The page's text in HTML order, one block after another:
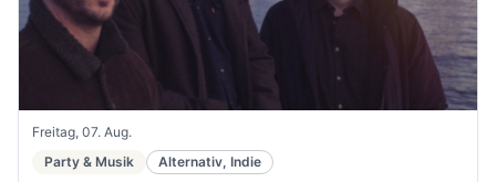
Freitag, 07. Aug.
Party & Musik
Alternativ, Indie